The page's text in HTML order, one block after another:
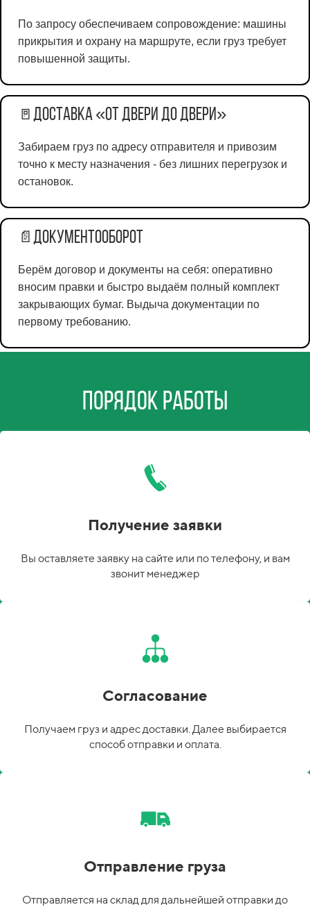
По запросу обеспечиваем сопровождение: машины
прикрытия и охрану на маршруте, если груз требует
повышенной защиты.
🚪 Доставка «от двери до двери»
Забираем груз по адресу отправителя и привозим
точно к месту назначения - без лишних перегрузок и
остановок.
📄 Документооборот
Берём договор и документы на себя: оперативно
вносим правки и быстро выдаём полный комплект
закрывающих бумаг. Выдыча документации по
первому требованию.
Порядок работы
Получение заявки
Вы оставляете заявку на сайте или по телефону, и вам
звонит менеджер
Согласование
Получаем груз и адрес доставки. Далее выбирается
способ отправки и оплата.
Отправление груза
Отправляется на склад для дальнейшей отправки до